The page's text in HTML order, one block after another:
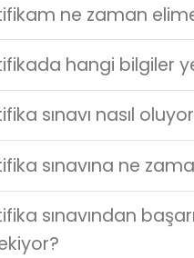
ne zaman
hangi bilgiler
sınavı nasıl
sınavına ne
sınavından